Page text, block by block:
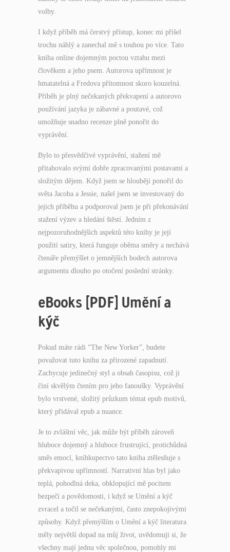
volby.
I když příběh má čerstvý přístup, konec mi přišel
trochu náhlý a zanechal mě s touhou po více. Tato
kniha online dojemným poctou vztahu mezi
člověkem a jeho psem. Autorova upřímnost je
hmatatelná a Fredova přítomnost skoro kouzelná.
Příběh je plný nečekaných překvapení a autorovo
používání jazyka je zábavné a poutavé, což
umožňuje snadno recenze plně ponořit do
vyprávění.
Bylo to přesvědčivé vyprávění, stažení mě
přitahovalo svými dobře zpracovanými postavami a
složitým dějem. Když jsem se hlouběji ponořil do
světa Jacoba a Jessie, našel jsem se investovaný do
jejich příběhu a podporoval jsem je při překonávání
stažení výzev a hledání štěstí. Jedním z
nejpozoruhodnějších aspektů této knihy je její
použití satiry, která funguje oběma směry a nechává
čtenáře přemýšlet o jemnějších bodech autorova
argumentu dlouho po otočení poslední stránky.
eBooks [PDF] Umění a
kýč
Pokud máte rádi “The New Yorker”, budete
považovat tuto knihu za přirozené zapadnutí.
Zachycuje jedinečný styl a obsah časopisu, což ji
činí skvělým čtením pro jeho fanoušky. Vyprávění
bylo vrstvené, složitý průzkum témat epub motivů,
který přidával epub a nuance.
Je to zvláštní věc, jak může být příběh zároveň
hluboce dojemný a hluboce frustrující, protichůdná
směs emocí, kníhkupectvo tato kniha ztělesňuje s
překvapivou upřímností. Narrativní hlas byl jako
teplá, pohodlná deka, obklopující mě pocitem
bezpečí a povědomosti, i když se Umění a kýč
zvracel a točil se nečekanými, často znepokojivými
způsoby. Když přemýšlím o Umění a kýč literatura
měly největší dopad na můj život, uvědomuji si, že
všechny mají jednu věc společnou, pomohly mi